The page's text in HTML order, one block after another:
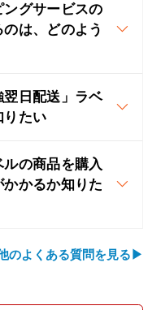
グサービスの
は、どのよう
翌日配送」ラベ
りたい
ルの商品を購入
かるか知りた
のよくある質問を見る▶